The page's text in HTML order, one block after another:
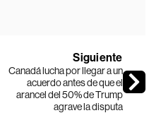
Siguiente
Canadá lucha por llegar a un
acuerdo antes de que el
arancel del 50% de Trump
agrave la disputa